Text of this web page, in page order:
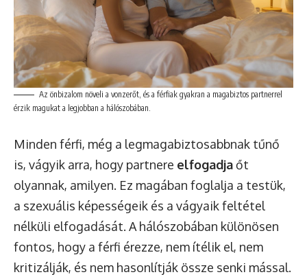
Az önbizalom növeli a vonzerőt, és a férfiak gyakran a magabiztos partnerrel
érzik magukat a legjobban a hálószobában.
Minden férfi, még a legmagabiztosabbnak tűnő
is, vágyik arra, hogy partnere elfogadjaőt
olyannak, amilyen. Ez magában foglalja a testük,
a szexuális képességeik és a vágyaik feltétel
nélküli elfogadását. A hálószobában különösen
fontos, hogy a férfi érezze, nem ítélik el, nem
kritizálják, és nem hasonlítják össze senki mással.